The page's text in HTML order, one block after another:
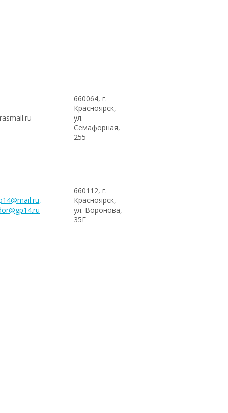
660064, г.
Красноярск,
ул.
Семафорная,
255
660112, г.
Красноярск,
ул. Воронова,
35Г